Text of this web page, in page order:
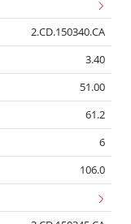
2.CD.150340.CA
3.40
51.00
61.2
6
106.0